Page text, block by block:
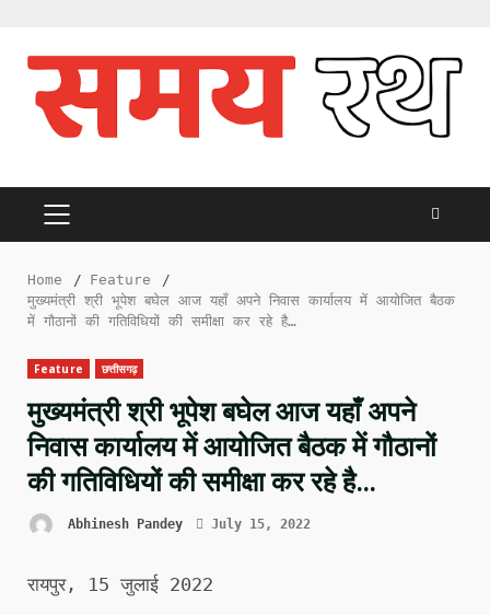
content
PRIMARY
Home
Feature
मुख्यमंत्री श्री भूपेश बघेल आज यहाँ अपने निवास कार्यालय में आयोजित बैठक
में गौठानों की गतिविधियों की समीक्षा कर रहे है…
Feature छत्तीसगढ़
मुख्यमंत्री श्री भूपेश बघेल आज यहाँ अपने
निवास कार्यालय में आयोजित बैठक में गौठानों
की गतिविधियों की समीक्षा कर रहे है…
Abhinesh Pandey July 15, 2022
रायपुर, 15 जुलाई 2022